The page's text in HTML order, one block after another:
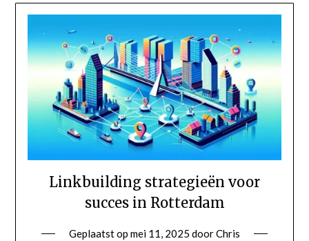
Linkbuilding strategieën voor
succes in Rotterdam
Geplaatst op mei 11, 2025 doorChris